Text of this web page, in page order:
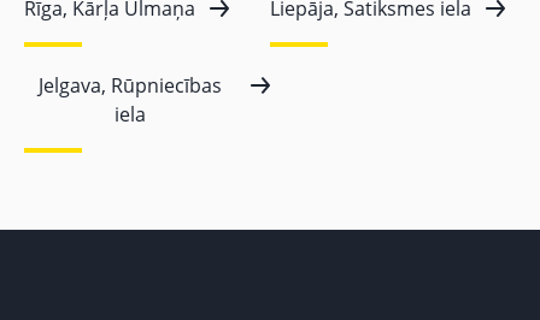
Rīga, Kārļa Ulmaņa Liepāja, Satiksmes iela
Jelgava, Rūpniecības
iela